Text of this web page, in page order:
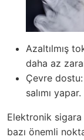
Azaltılmış
daha az
Çevre
salımı yapar.
Elektronik
bazı önemli